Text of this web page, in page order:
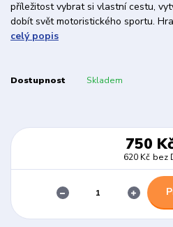
příležitost vybrat si vlastní cestu,
dobít svět motoristického sportu.
celý popis
Dostupnost Skladem
750
620 Kč bez